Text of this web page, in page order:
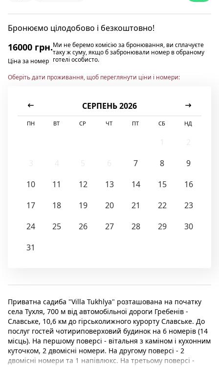
Бронюємо цілодобово і безкоштовно!
16000 грн.
Ціна за номер
Ми не беремо комісію за бронювання, ви сплачуєте
таку ж суму, якщо б забронювали номер в обраному
готелі особисто.
Оберіть дати проживання, щоб переглянути ціни і номери:
СЕРПЕНЬ 2026
ПН ВТ СР ЧТ ПТ СБ НД
7 8
9
10
11 12 13 14 15
16
17
18 19 20 21 22
23
24
25 26 27 28 29
30
31
Приватна садиба "Villa Tukhlyа" розташована на початку
села Тухля, 700 м від автомобільної дороги Гребенів -
Славське, 10,6 км до гірськолижного курорту Славське. До
послуг гостей чотириповерховий будинок на 6 номерів (14
місць). На першому поверсі - вітальня з каміном і кухонним
куточком, 2 двомісні номери. На другому поверсі - 2
двомісні номери та 1 напівлюкс. На третьому поверсі -